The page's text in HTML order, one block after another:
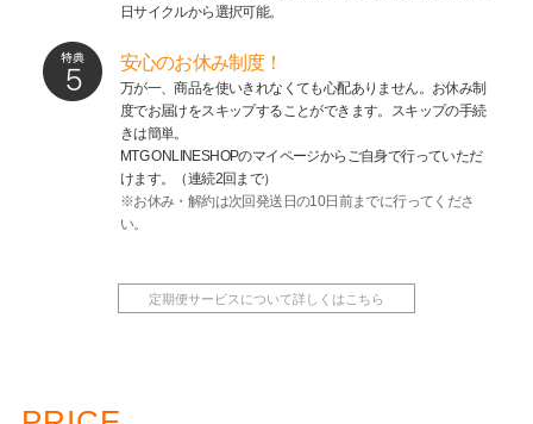
日サイクルから選択可能。
安心のお休み制度！
万が一、商品を使いきれなくても心配ありません。お休み制
度でお届けをスキップすることができます。スキップの手続
きは簡単。
MTG ONLINESHOPのマイページからご自身で行っていただ
けます。（連続2回まで）
※お休み・解約は次回発送日の10日前までに行ってくださ
い。
定期便サービスについて詳しくはこちら